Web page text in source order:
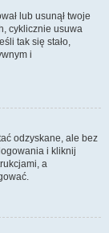
lub usunął twoje
cyklicznie usuwa
tak się stało,
i
odzyskane, ale bez
i kliknij
a